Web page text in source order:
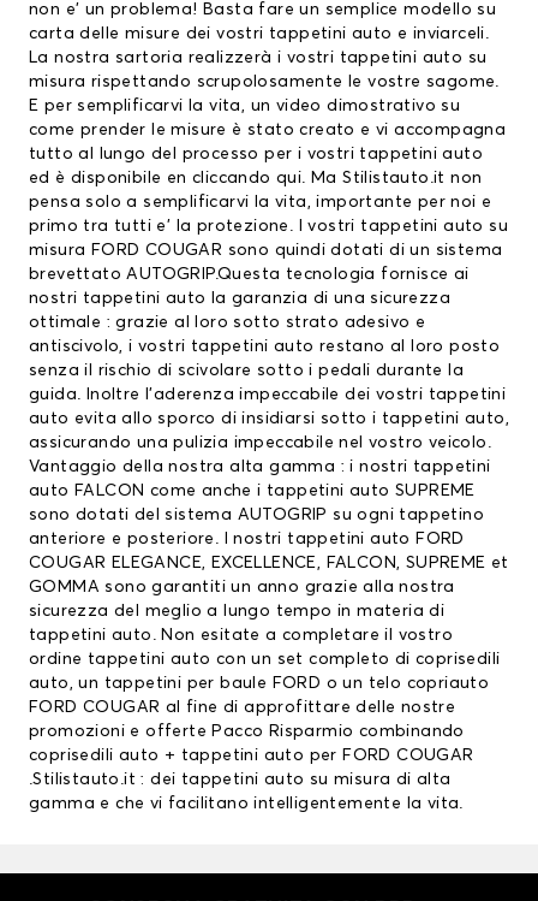
non e’ un problema! Basta fare un semplice modello su
carta delle misure dei vostri tappetini auto e inviarceli.
La nostra sartoria realizzerà i vostri tappetini auto su
misura rispettando scrupolosamente le vostre sagome.
E per semplificarvi la vita, un video dimostrativo su
come prender le misure è stato creato e vi accompagna
tutto al lungo del processo per i vostri tappetini auto
ed è disponibile encliccando qui. Ma Stilistauto.it non
pensa solo a semplificarvi la vita, importante per noi e
primo tra tutti e’ la protezione. I vostri tappetini auto su
misura FORD COUGAR sono quindi dotati di un sistema
brevettato AUTOGRIP.Questa tecnologia fornisce ai
nostri tappetini auto la garanzia di una sicurezza
ottimale : grazie al loro sotto strato adesivo e
antiscivolo, i vostri tappetini auto restano al loro posto
senza il rischio di scivolare sotto i pedali durante la
guida. Inoltre l’aderenza impeccabile dei vostri tappetini
auto evita allo sporco di insidiarsi sotto i tappetini auto,
assicurando una pulizia impeccabile nel vostro veicolo.
Vantaggio della nostra alta gamma : i nostri tappetini
auto FALCON come anche i tappetini auto SUPREME
sono dotati del sistema AUTOGRIP su ogni tappetino
anteriore e posteriore. I nostri tappetini auto FORD
COUGAR ELEGANCE, EXCELLENCE, FALCON, SUPREME et
GOMMA sono garantiti un anno grazie alla nostra
sicurezza del meglio a lungo tempo in materia di
tappetini auto. Non esitate a completare il vostro
ordine tappetini auto con un set completo di coprisedili
auto, un tappetini per baule FORD o un telo copriauto
FORD COUGAR al fine di approfittare delle nostre
promozioni e offerte Pacco Risparmio combinando
coprisedili auto + tappetini auto per FORD COUGAR
.Stilistauto.it : dei tappetini auto su misura di alta
gamma e che vi facilitano intelligentemente la vita.